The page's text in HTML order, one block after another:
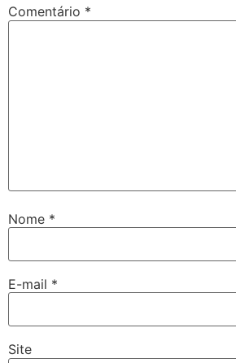
Comentário *
Nome *
E-mail *
Site